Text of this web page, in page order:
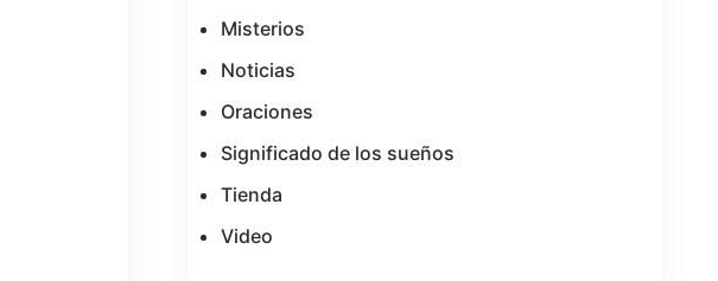
Misterios
Noticias
Oraciones
Significado de los sueños
Tienda
Video